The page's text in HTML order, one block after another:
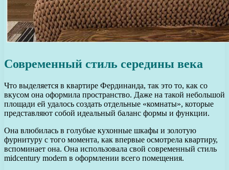
Современный стиль середины века
Что выделяется в квартире Фердинанда, так это то, как со
вкусом она оформила пространство. Даже на такой небольшой
площади ей удалось создать отдельные «комнаты», которые
представляют собой идеальный баланс формы и функции.
Она влюбилась в голубые кухонные шкафы и золотую
фурнитуру с того момента, как впервые осмотрела квартиру,
вспоминает она. Она использовала свой современный стиль
midcentury modern в оформлении всего помещения.